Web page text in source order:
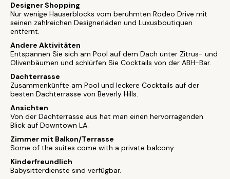
Designer Shopping
Nur wenige Häuserblocks vom berühmten Rodeo Drive mit
seinen zahlreichen Designerläden und Luxusboutiquen
entfernt.
Andere Aktivitäten
Entspannen Sie sich am Pool auf dem Dach unter Zitrus- und
Olivenbäumen und schlürfen Sie Cocktails von der ABH-Bar.
Dachterrasse
Zusammenkünfte am Pool und leckere Cocktails auf der
besten Dachterrasse von Beverly Hills.
Ansichten
Von der Dachterrasse aus hat man einen hervorragenden
Blick auf Downtown LA.
Zimmer mit Balkon/Terrasse
Some of the suites come with a private balcony
Kinderfreundlich
Babysitterdienste sind verfügbar.